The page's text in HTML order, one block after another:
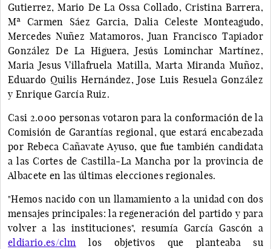
Gutierrez, Mario De La Ossa Collado, Cristina Barrera,
Mª Carmen Sáez Garcia, Dalia Celeste Monteagudo,
Mercedes Nuñez Matamoros, Juan Francisco Tapiador
González De La Higuera, Jesús Lominchar Martínez,
Maria Jesus Villafruela Matilla, Marta Miranda Muñoz,
Eduardo Quilis Hernández, Jose Luis Resuela González
y Enrique García Ruiz.
Casi 2.000 personas votaron para la conformación de la
Comisión de Garantías regional, que estará encabezada
por Rebeca Cañavate Ayuso, que fue también candidata
a las Cortes de Castilla-La Mancha por la provincia de
Albacete en las últimas elecciones regionales.
"Hemos nacido con un llamamiento a la unidad con dos
mensajes principales: la regeneración del partido y para
volver a las instituciones", resumía García Gascón a
eldiario.es/clm los objetivos que planteaba su